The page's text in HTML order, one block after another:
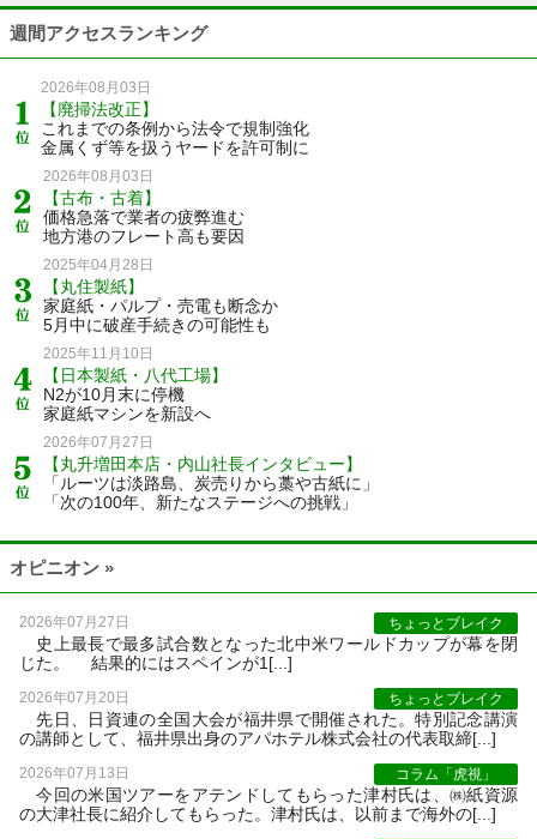
週間アクセスランキング
2026年08月03日
【廃掃法改正】
これまでの条例から法令で規制強化
金属くず等を扱うヤードを許可制に
2026年08月03日
【古布・古着】
価格急落で業者の疲弊進む
地方港のフレート高も要因
2025年04月28日
【丸住製紙】
家庭紙・パルプ・売電も断念か
5月中に破産手続きの可能性も
2025年11月10日
【日本製紙・八代工場】
N2が10月末に停機
家庭紙マシンを新設へ
2026年07月27日
【丸升増田本店・内山社長インタビュー】
「ルーツは淡路島、炭売りから藁や古紙に」
「次の100年、新たなステージへの挑戦」
オピニオン »
2026年07月27日 ちょっとブレイク
史上最長で最多試合数となった北中米ワールドカップが幕を閉
じた。 結果的にはスペインが1[...]
2026年07月20日 ちょっとブレイク
先日、日資連の全国大会が福井県で開催された。特別記念講演
の講師として、福井県出身のアパホテル株式会社の代表取締[...]
2026年07月13日 コラム「虎視」
今回の米国ツアーをアテンドしてもらった津村氏は、㈱紙資源
の大津社長に紹介してもらった。津村氏は、以前まで海外の[...]